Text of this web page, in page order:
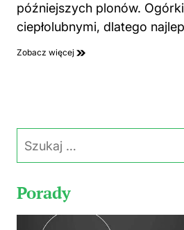
późniejszych plonów.
ciepłolubnymi, dlatego
Zobacz więcej
Szukaj:
Porady